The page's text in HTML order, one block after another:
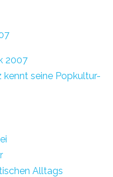
2007
seine Popkultur-
Alltags